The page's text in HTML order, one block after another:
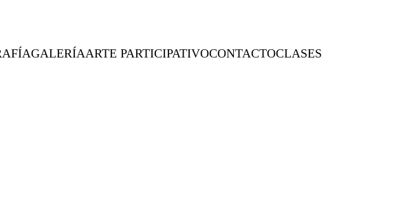
GALERÍAARTE PARTICIPATIVOCONTACTOCLASES